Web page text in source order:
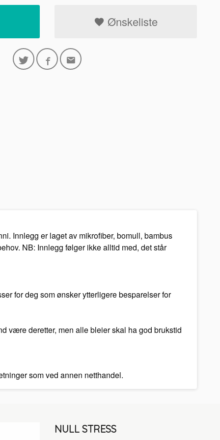
Ønskeliste
Innlegg er laget av mikrofiber, bomull, bambus
NB: Innlegg følger ikke alltid med, det står
for deg som ønsker ytterligere besparelser for
være deretter, men alle bleier skal ha god brukstid
som ved annen netthandel.
NULL STRESS